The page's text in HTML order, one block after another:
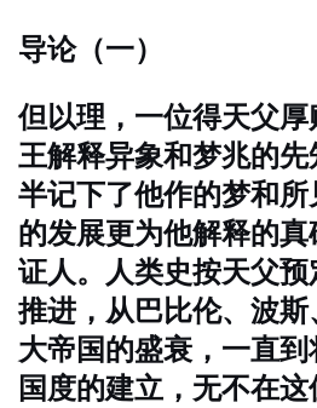
导论（一）
但以理，一位得天父
王解释异象和梦兆的
半记下了他作的梦和
的发展更为他解释的
证人。人类史按天父
推进，从巴比伦、波斯
大帝国的盛衰，一直
国度的建立，无不在